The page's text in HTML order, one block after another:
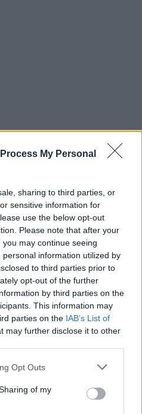
My Personal
sharing to third parties, or
sensitive information for
use the below opt-out
Please note that after your
may continue seeing
information utilized by
to third parties prior to
opt-out of the further
by third parties on the
This information may
parties on the IAB’s List of
may further disclose it to other
uses one or more Google
behaviour. You may click to
and its third-party tags to
Opt Outs
of my
specialisti
in quota a maggio non
Flavio Tolin di
come eventi
in decenni passati e
climatica
possono in
accumulato nei mesi
contributo positivo alle
dovrebbero comunque